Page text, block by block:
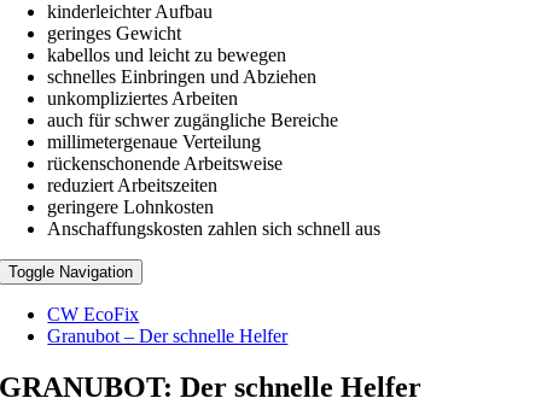
kinderleichter Aufbau
geringes Gewicht
kabellos und leicht zu bewegen
schnelles Einbringen und Abziehen
unkompliziertes Arbeiten
auch für schwer zugängliche Bereiche
millimetergenaue Verteilung
rückenschonende Arbeitsweise
reduziert Arbeitszeiten
geringere Lohnkosten
Anschaffungskosten zahlen sich schnell aus
Toggle Navigation
CW EcoFix
Granubot – Der schnelle Helfer
GRANUBOT: Der schnelle Helfer